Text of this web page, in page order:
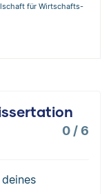
für Wirtschafts-
0 / 6